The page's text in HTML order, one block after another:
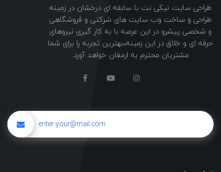
طراحی سایت نیکی نت با سابقه ای درخشان در زمینه
طراحی و ساخت وب سایت های شرکتی و فروشگاهی
و شخصی پیشرو در این عرصه با به کار گیری نیروهای
حرفه ای و خلاق در این زمینه،بهترین تجربه را برای شما
مشتریان محترم به ارمغان خواهد آورد.